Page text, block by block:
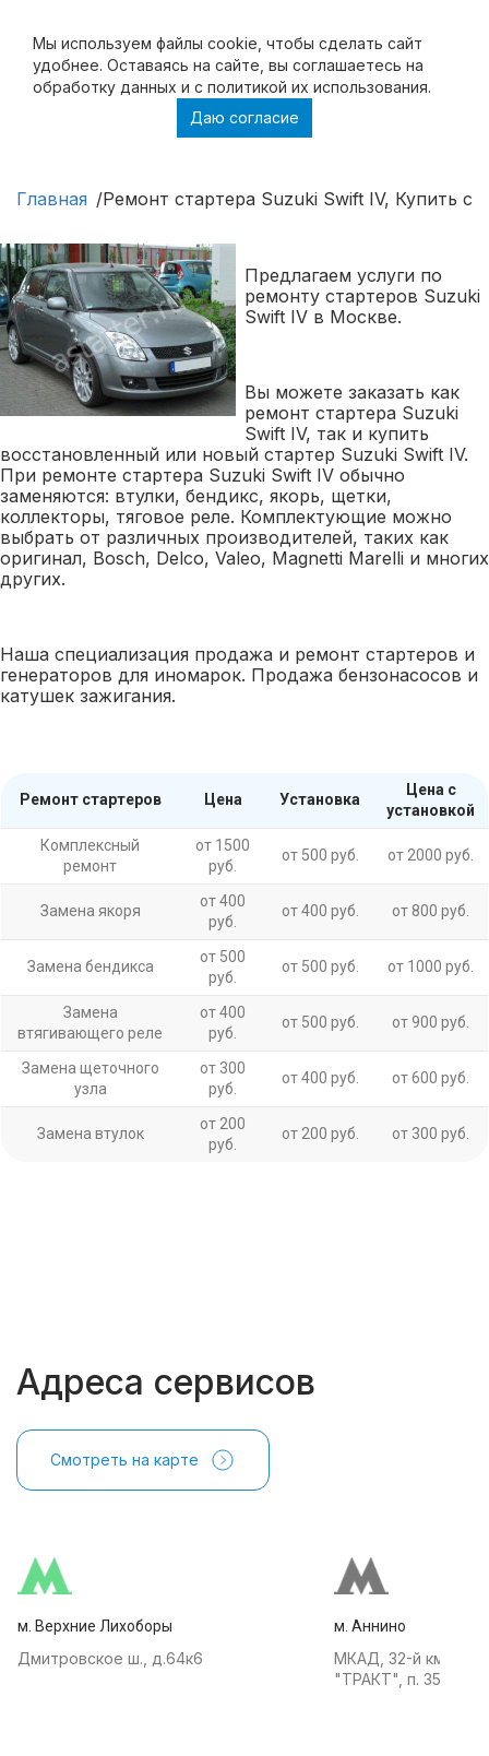
Мы используем файлы cookie, чтобы cделать сайт
удобнее. Оставаясь на сайте, вы соглашаетесь на
обработку данных и с политикой их использования.
Даю согласие
Ремонт стартера Suzuki Swift IV, Купить
Главная Ремонт стартера Suzuki Swift IV, Купить
Предлагаем услуги по
ремонту стартеров Suzuki
Swift IV в Москве.
Вы можете заказать как
ремонт стартера Suzuki
Swift IV, так и купить
восстановленный или новый стартер Suzuki Swift IV.
При ремонте стартера Suzuki Swift IV обычно
заменяются: втулки, бендикс, якорь, щетки,
коллекторы, тяговое реле. Комплектующие можно
выбрать от различных производителей, таких как
оригинал, Bosch, Delco, Valeo, Magnetti Marelli и многих
других.
Наша специализация продажа и ремонт стартеров и
генераторов для иномарок. Продажа бензонасосов и
катушек зажигания.
Ремонт стартеров Цена Установка
Цена с
установкой
Комплексный
ремонт
от 1500
руб.
от 500 руб. от 2000 руб.
Замена якоря
от 400
руб.
от 400 руб. от 800 руб.
Замена бендикса
от 500
руб.
от 500 руб. от 1000 руб.
Замена
втягивающего реле
от 400
руб.
от 500 руб. от 900 руб.
Замена щеточного
узла
от 300
руб.
от 400 руб. от 600 руб.
Замена втулок
от 200
руб.
от 200 руб. от 300 руб.
Адреса сервисов
Смотреть на карте
м. Верхние Лихоборы
Дмитровское ш., д.64к6
м. Аннино
МКАД, 32-й км, АТК
"ТРАКТ", п. 35